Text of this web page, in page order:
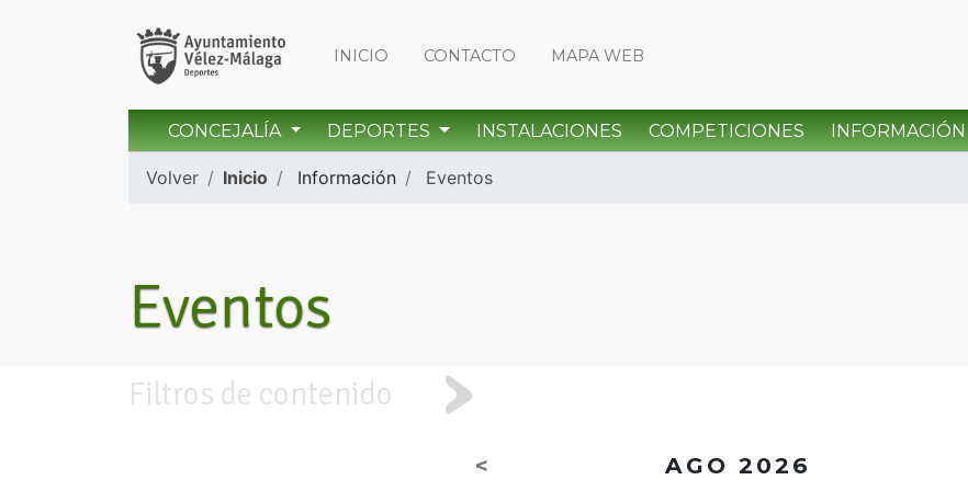
INICIO CONTACTO MAPA WEB
CONCEJALÍA DEPORTES INSTALACIONES COMPETICIONES INFORMACIÓN
Volver Inicio Información Eventos
Eventos
Filtros de contenido
< AGO 2026